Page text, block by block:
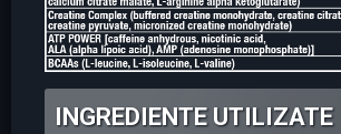
INGREDIENTE UTILIZATE